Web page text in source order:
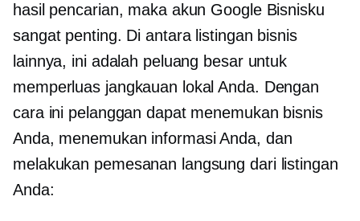
hasil pencarian, maka akun Google Bisnisku
sangat penting. Di antara listingan bisnis
lainnya, ini adalah peluang besar untuk
memperluas jangkauan lokal Anda. Dengan
cara ini pelanggan dapat menemukan bisnis
Anda, menemukan informasi Anda, dan
melakukan pemesanan langsung dari listingan
Anda: